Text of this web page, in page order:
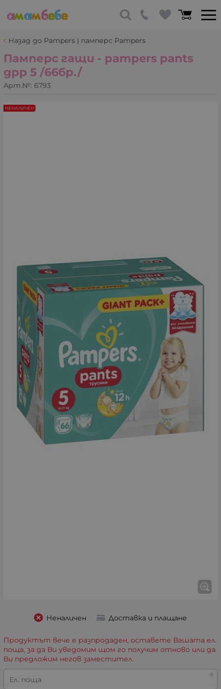
Назад до Pampers | памперс Pampers
Памперс гащи - pampers pants
gpp 5 /66бр./
Арт.№: 6793
НЕНАЛИЧЕН
Неналичен Доставка и плащане
Продуктът вече е разпродаден, оставете Вашата ел.
поща, за да Ви уведомим щом го получим отново или да
Ви предложим негов заместител.
Ел. поща